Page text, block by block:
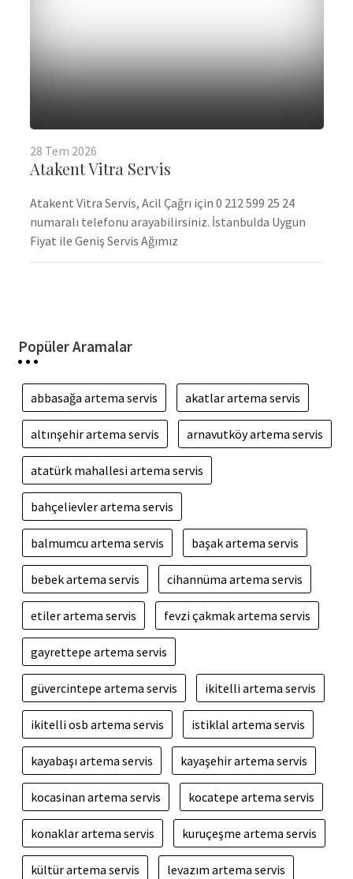
28 Tem 2026
Atakent Vitra Servis
Atakent Vitra Servis, Acil Çağrı için 0 212 599 25 24
numaralı telefonu arayabilirsiniz. İstanbulda Uygun
Fiyat ile Geniş Servis Ağımız
Popüler Aramalar
abbasağa artema servis akatlar artema servis
altınşehir artema servis arnavutköy artema servis
atatürk mahallesi artema servis
bahçelievler artema servis
balmumcu artema servis başak artema servis
bebek artema servis cihannüma artema servis
etiler artema servis fevzi çakmak artema servis
gayrettepe artema servis
güvercintepe artema servis ikitelli artema servis
ikitelli osb artema servis istiklal artema servis
kayabaşı artema servis kayaşehir artema servis
kocasinan artema servis kocatepe artema servis
konaklar artema servis kuruçeşme artema servis
kültür artema servis levazım artema servis